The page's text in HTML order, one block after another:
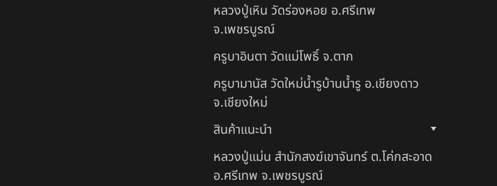
หลวงปู่เหิน วัดร่องหอย อ.ศรีเทพ
จ.เพชรบูรณ์
ครูบาอินตา วัดแม่โพธิ์ จ.ตาก
ครูบามานัส วัดใหม่น้ำรูบ้านน้ำรู อ.เชียงดาว
จ.เชียงใหม่
สินค้าแนะนำ
หลวงปู่แม่น สำนักสงฆ์เขาจันทร์ ต.โค่กสะอาด
อ.ศรีเทพ จ.เพชรบูรณ์